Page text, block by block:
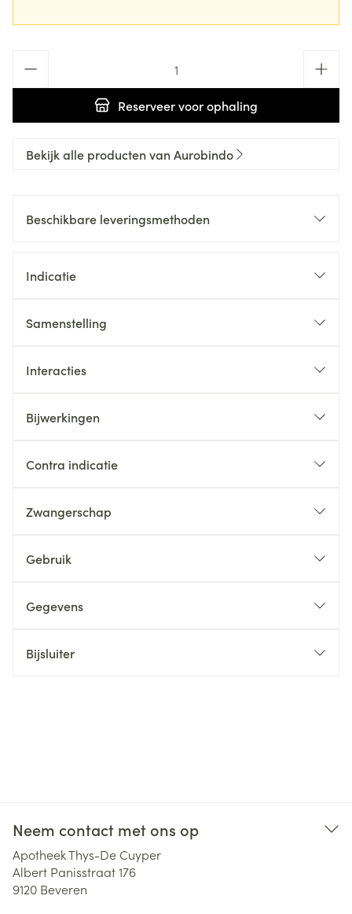
Reserveervoor ophaling
Bekijk alle producten van Aurobindo
Beschikbare leveringsmethoden
Indicatie
Samenstelling
Interacties
Bijwerkingen
Contra indicatie
Zwangerschap
Gebruik
Gegevens
Bijsluiter
Neem contact met ons op
Apotheek Thys-De Cuyper
Albert Panisstraat 176
9120 Beveren